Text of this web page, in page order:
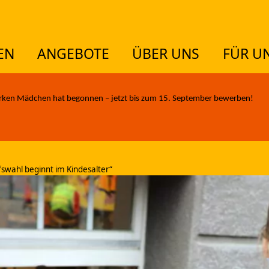
ANGEBOTE ÜBER UNS FÜR
Mädchen hat begonnen – jetzt bis zum 15. September bewerben!
UNS
beginnt im Kindesalter“